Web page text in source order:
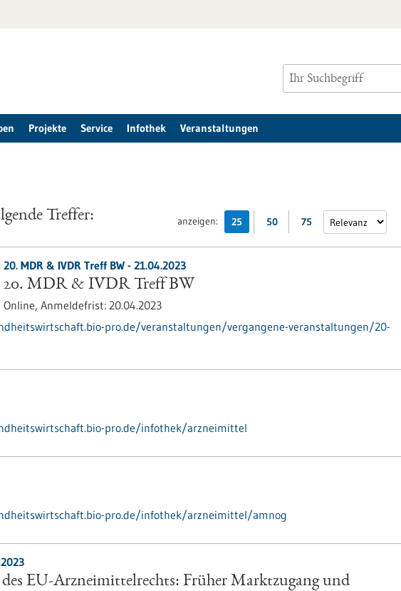
Projekte Service Infothek Veranstaltungen
anzeigen: 25 50 75
Treffer:
20. MDR & IVDR Treff BW - 21.04.2023
20. MDR & IVDR Treff BW
Online, Anmeldefrist: 20.04.2023
pro.de/veranstaltungen/vergangene-veranstaltungen/20-
pro.de/infothek/arzneimittel
pro.de/infothek/arzneimittel/amnog
EU-Arzneimittelrechts: Früher Marktzugang und